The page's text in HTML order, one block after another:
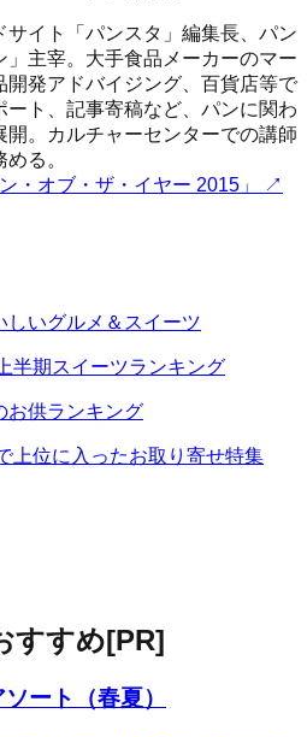
イト「パンスタ」編集長、パン
主宰。大手食品メーカーのマー
発アドバイジング、百貨店等で
ト、記事寄稿など、パンに関わ
開。カルチャーセンターでの講師
る。
ン・オブ・ザ・イヤー 2015」
↗
しいグルメ＆スイーツ
半期スイーツランキング
お供ランキング
上位に入ったお取り寄せ特集
すすめ[PR]
ート（春夏）